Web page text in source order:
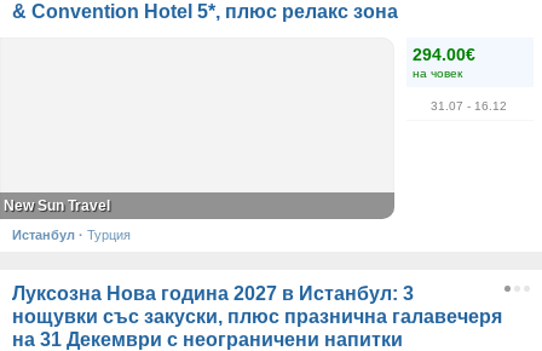
& Convention Hotel 5*, плюс релакс зона
294.00€
на човек
31.07 - 16.12
New Sun Travel
Истанбул · Турция
Луксозна Нова година 2027 в Истанбул: 3
нощувки със закуски, плюс празнична галавечеря
на 31 Декември с неограничени напитки